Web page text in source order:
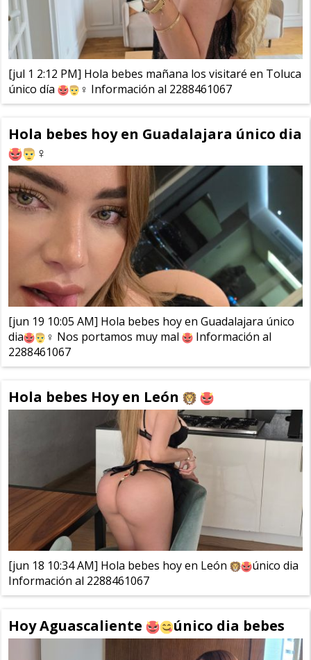
[jul 1 2:12 PM] Hola bebes mañana los visitaré en Toluca
único día
‍♀️ Información al 2288461067
Hola bebes hoy en Guadalajara único dia
‍♀️
[jun 19 10:05 AM] Hola bebes hoy en Guadalajara único
dia
‍♀️ Nos portamos muy mal
Información al
2288461067
Hola bebes Hoy en León
[jun 18 10:34 AM] Hola bebes hoy en León
único dia
Información al 2288461067
Hoy Aguascaliente único dia bebes